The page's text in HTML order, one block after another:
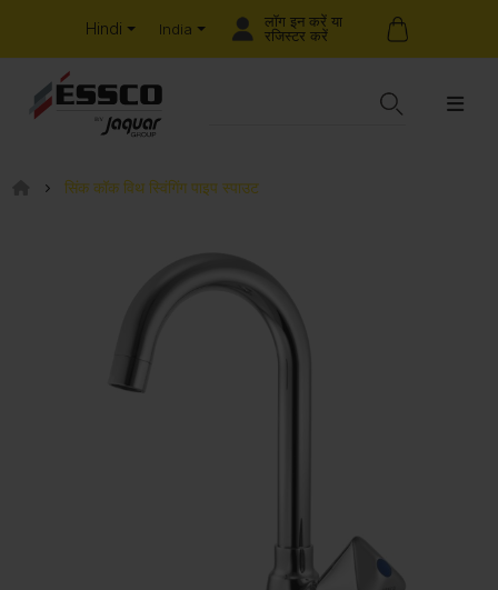
Hindi India
लॉग इन करें या
रजिस्टर करें
सिंक कॉक विथ स्विंगिंग पाइप स्पाउट